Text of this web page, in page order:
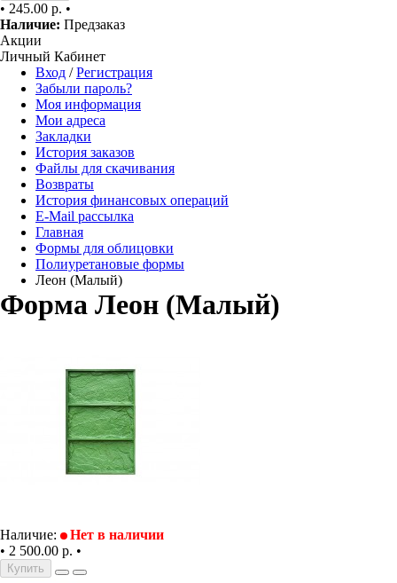
• 245.00 р. •
Наличие: Предзаказ
Акции
Личный Кабинет
Вход /Регистрация
Забыли пароль?
Моя информация
Мои адреса
Закладки
История заказов
Файлы для скачивания
Возвраты
История финансовых операций
E-Mail рассылка
Главная
Формы для облицовки
Полиуретановые формы
Леон (Малый)
Форма Леон (Малый)
Наличие:
Нет в наличии
• 2 500.00 р. •
Купить